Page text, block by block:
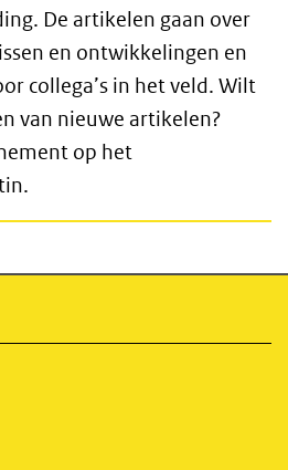
De artikelen gaan over
en ontwikkelingen en
collega’s in het veld. Wilt
van nieuwe artikelen?
op het